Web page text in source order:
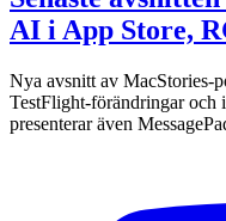
AI i App Store,
Nya avsnitt av MacStories-
TestFlight-förändringar och
presenterar även